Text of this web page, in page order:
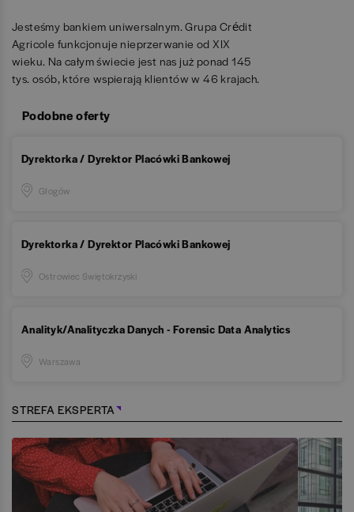
Jesteśmy bankiem uniwersalnym. Grupa Crédit
Agricole funkcjonuje nieprzerwanie od XIX
wieku. Na całym świecie jest nas już ponad 145
tys. osób, które wspierają klientów w 46 krajach.
Podobne oferty
Dyrektorka / Dyrektor Placówki Bankowej
Głogów
Dyrektorka / Dyrektor Placówki Bankowej
Ostrowiec Świętokrzyski
Analityk/Analityczka Danych - Forensic Data Analytics
Warszawa
STREFA EKSPERTA